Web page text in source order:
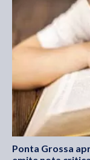
Ponta Grossa